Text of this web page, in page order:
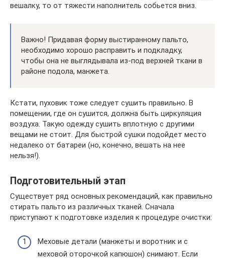
вешалку, то от тяжести наполнитель собьется вниз.
Важно! Придавая форму выстиранному пальто,
необходимо хорошо расправить и подкладку,
чтобы она не выглядывала из-под верхней ткани в
районе подола, манжета.
Кстати, пуховик тоже следует сушить правильно. В
помещении, где он сушится, должна быть циркуляция
воздуха. Такую одежду сушить вплотную с другими
вещами не стоит. Для быстрой сушки подойдет место
недалеко от батареи (но, конечно, вешать на нее
нельзя!).
Подготовительный этап
Существует ряд основных рекомендаций, как правильно
стирать пальто из различных тканей. Сначала
приступают к подготовке изделия к процедуре очистки:
Меховые детали (манжеты и воротник и с
меховой оторочкой капюшон) снимают. Если